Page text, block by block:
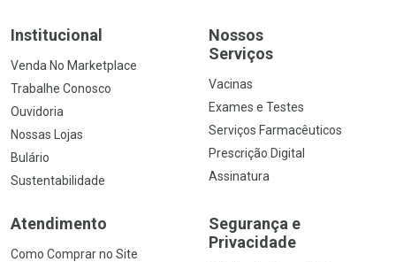
Institucional
Venda No Marketplace
Trabalhe Conosco
Ouvidoria
Nossas Lojas
Bulário
Sustentabilidade
Nossos
Serviços
Vacinas
Exames e Testes
Serviços Farmacêuticos
Prescrição Digital
Assinatura
Atendimento
Como Comprar no Site
Segurança e
Privacidade